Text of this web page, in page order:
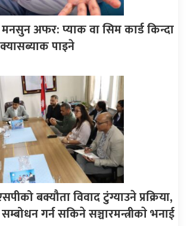
अफर: प्याक वा सिम कार्ड किन्दा
पाइने
बक्यौता विवाद टुंग्याउने प्रक्रिया,
गर्न सकिने सञ्चारमन्त्रीकाे भनाई